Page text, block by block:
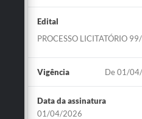
Edital
PROCESSO LICITATÓRIO
Vigência De 01/
Data da assinatura
01/04/2026